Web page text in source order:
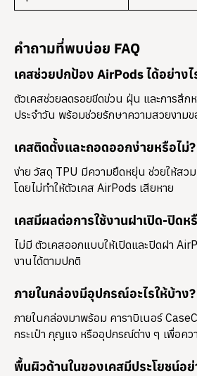
คำถามที่พบบ่อย FAQ
เคสช่วยปกป้อง AirPods ได้อย่างไ
ตัวเคสช่วยลดรอยขีดข่วน ฝุ่น และการสึก
ประจำวัน พร้อมช่วยรักษาความสวยงาม
เคสติดตั้งและถอดออกง่ายหรือไม่?
ง่าย วัสดุ TPU มีความยืดหยุ่น ช่วยให้สว
โดยไม่ทำให้ตัวเคส AirPods เสียหาย
เคสมีผลต่อการใช้งานฝาเปิด-ปิดห
ไม่มี ตัวเคสออกแบบให้เปิดและปิดฝา
งานได้ตามปกติ
ภายในกล่องมีอุปกรณ์อะไรให้บ้าง?
ภายในกล่องมาพร้อม คาราบิเนอร์
กระเป๋า กุญแจ หรืออุปกรณ์ต่าง ๆ เพื่อคว
พื้นผิวด้านในของเคสมีประโยชน์อย่